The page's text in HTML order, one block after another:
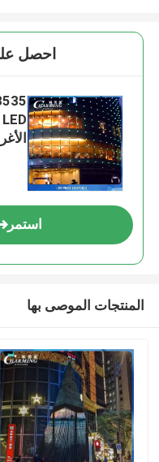
احصل
استمر
المنتجات الموصى بها